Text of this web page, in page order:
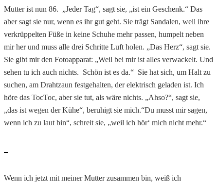
Mutter ist nun 86. „Jeder Tag“, sagt sie, „ist ein Geschenk.“ Das
aber sagt sie nur, wenn es ihr gut geht. Sie trägt Sandalen, weil ihre
verkrüppelten Füße in keine Schuhe mehr passen, humpelt neben
mir her und muss alle drei Schritte Luft holen. „Das Herz“, sagt sie.
Sie gibt mir den Fotoapparat: „Weil bei mir ist alles verwackelt. Und
sehen tu ich auch nichts. Schön ist es da.“ Sie hat sich, um Halt zu
suchen, am Drahtzaun festgehalten, der elektrisch geladen ist. Ich
höre das TocToc, aber sie tut, als wäre nichts. „Ahso?“, sagt sie,
„das ist wegen der Kühe“, beruhigt sie mich.“Du musst mir sagen,
wenn ich zu laut bin“, schreit sie, „weil ich hör‘ mich nicht mehr.“
Wenn ich jetzt mit meiner Mutter zusammen bin, weiß ich